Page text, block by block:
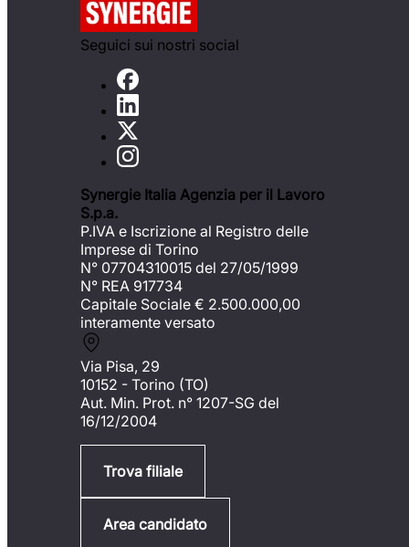
Seguici sui nostri social
Synergie Italia Agenzia per il Lavoro
S.p.a.
P.IVA e Iscrizione al Registro delle
Imprese di Torino
N° 07704310015 del 27/05/1999
N° REA 917734
Capitale Sociale € 2.500.000,00
interamente versato
Via Pisa, 29
10152 - Torino (TO)
Aut. Min. Prot. n° 1207-SG del
16/12/2004
Trova filiale
Area candidato